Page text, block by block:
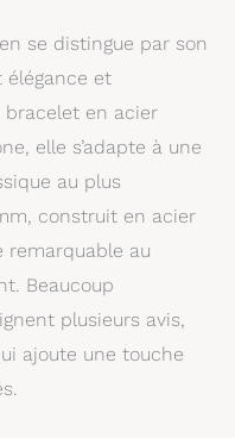
profondes
se distingue par son
élégance et
bracelet en acier
elle s’adapte à une
au plus
construit en acier
remarquable au
Beaucoup
plusieurs avis,
ajoute une touche